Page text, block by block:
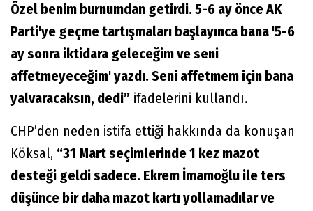
Özel benim burnumdan getirdi. 5-6 ay önce AK
Parti'ye geçme tartışmaları başlayınca bana '5-6
ay sonra iktidara geleceğim ve seni
affetmeyeceğim' yazdı. Seni affetmem için bana
yalvaracaksın, dedi” ifadelerini kullandı.
CHP’den neden istifa ettiği hakkında da konuşan
Köksal, “31 Mart seçimlerinde 1 kez mazot
desteği geldi sadece. Ekrem İmamoğlu ile ters
düşünce bir daha mazot kartı yollamadılar ve